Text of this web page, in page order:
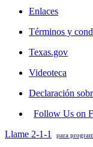
Enlaces
Términos y
Texas.gov
Videoteca
Declaración
Follow Us on
Llame 2-1-1
para